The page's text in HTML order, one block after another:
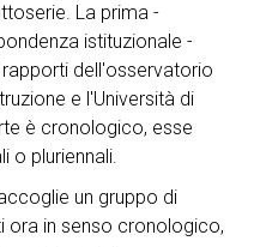
La prima -
istituzionale -
dell'osservatorio
e l'Università di
è cronologico, esse
o pluriennali.
un gruppo di
ora in senso cronologico,